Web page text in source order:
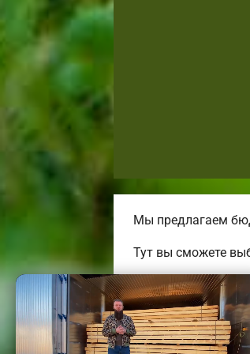
Мы предлагаем
Тут вы сможете
Мы можем
больших